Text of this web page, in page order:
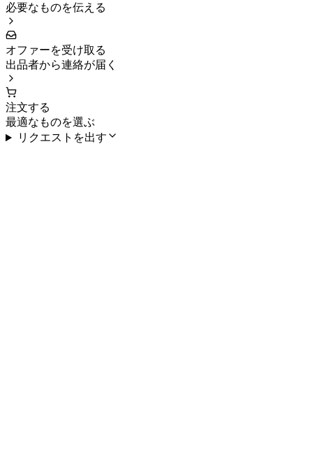
必要なものを伝える
オファーを受け取る
出品者から連絡が届く
注文する
最適なものを選ぶ
リクエストを出す